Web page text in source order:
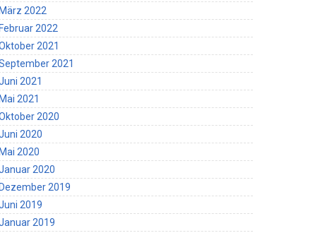
2022
2022
2021
2021
2021
2021
2020
2020
2020
2020
2019
2019
2019